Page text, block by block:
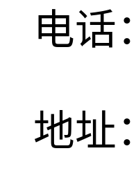
电话：
地址：